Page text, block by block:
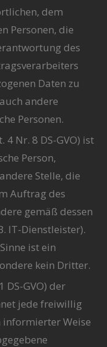
dem
Personen, die
des
Daten zu
andere
Personen.
4 Nr. 8 DS-GVO) ist
Person,
Stelle, die
Auftrag des
gemäß dessen
IT-Dienstleister).
ist ein
kein Dritter.
DS-GVO) der
jede freiwillig
Weise